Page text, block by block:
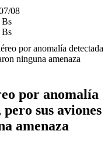
08
Bs
Bs
por anomalía detectada
ninguna amenaza
por anomalía
sus aviones
amenaza